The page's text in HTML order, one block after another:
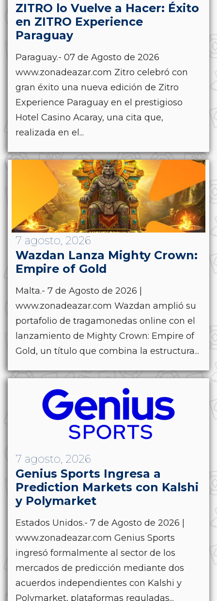
ZITRO lo Vuelve a Hacer: Éxito
en ZITRO Experience
Paraguay
Paraguay.- 07 de Agosto de 2026
www.zonadeazar.com Zitro celebró con
gran éxito una nueva edición de Zitro
Experience Paraguay en el prestigioso
Hotel Casino Acaray, una cita que,
realizada en el...
7 agosto, 2026
Wazdan Lanza Mighty Crown:
Empire of Gold
Malta.- 7 de Agosto de 2026 |
www.zonadeazar.com Wazdan amplió su
portafolio de tragamonedas online con el
lanzamiento de Mighty Crown: Empire of
Gold, un título que combina la estructura...
7 agosto, 2026
Genius Sports Ingresa a
Prediction Markets con Kalshi
y Polymarket
Estados Unidos.- 7 de Agosto de 2026 |
www.zonadeazar.com Genius Sports
ingresó formalmente al sector de los
mercados de predicción mediante dos
acuerdos independientes con Kalshi y
Polymarket, plataformas reguladas...